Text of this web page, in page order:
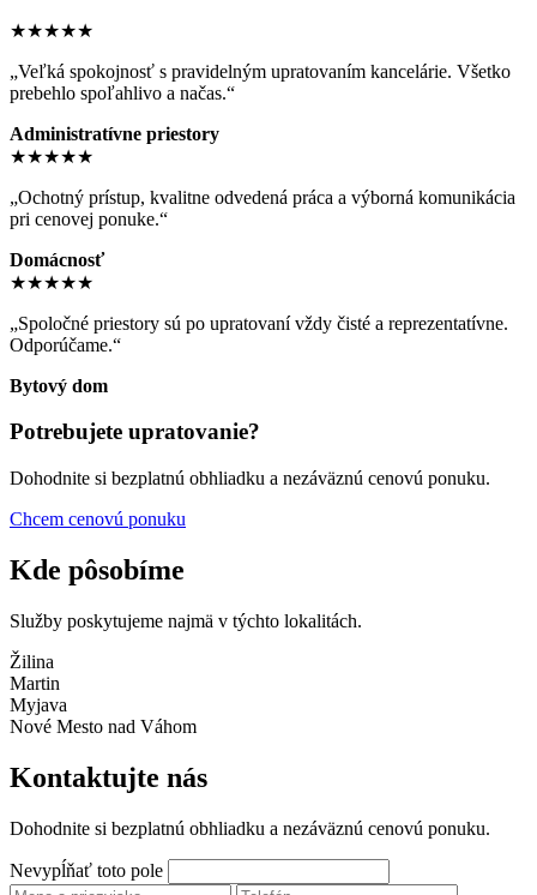
★★★★★
„Veľká spokojnosť s pravidelným upratovaním kancelárie. Všetko
prebehlo spoľahlivo a načas.“
Administratívne priestory
★★★★★
„Ochotný prístup, kvalitne odvedená práca a výborná komunikácia
pri cenovej ponuke.“
Domácnosť
★★★★★
„Spoločné priestory sú po upratovaní vždy čisté a reprezentatívne.
Odporúčame.“
Bytový dom
Potrebujete upratovanie?
Dohodnite si bezplatnú obhliadku a nezáväznú cenovú ponuku.
Chcem cenovú ponuku
Kde pôsobíme
Služby poskytujeme najmä v týchto lokalitách.
Žilina
Martin
Myjava
Nové Mesto nad Váhom
Kontaktujte nás
Dohodnite si bezplatnú obhliadku a nezáväznú cenovú ponuku.
Nevypĺňať toto pole